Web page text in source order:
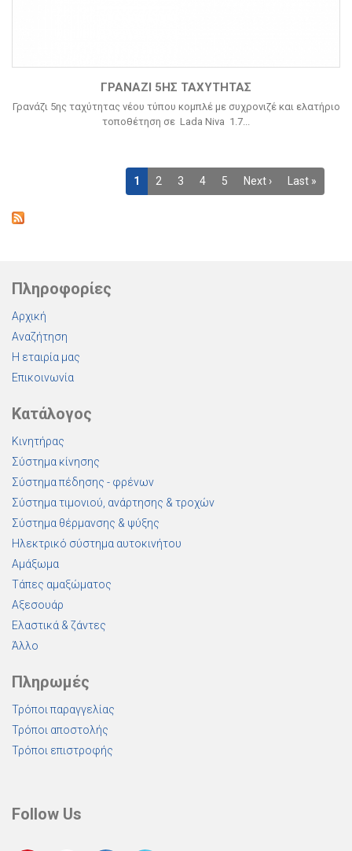
ΓΡΑΝΆΖΙ 5ΗΣ ΤΑΧΎΤΗΤΑΣ
Γρανάζι 5ης ταχύτητας νέου τύπου κομπλέ με συχρονιζέ και ελατήριο
τοποθέτηση σε Lada Niva 1.7...
1 2 3 4 5 Next › Last »
Πληροφορίες
Αρχική
Αναζήτηση
Η εταιρία μας
Επικοινωνία
Κατάλογος
Κινητήρας
Σύστημα κίνησης
Σύστημα πέδησης - φρένων
Σύστημα τιμονιού, ανάρτησης & τροχών
Σύστημα θέρμανσης & ψύξης
Ηλεκτρικό σύστημα αυτοκινήτου
Αμάξωμα
Τάπες αμαξώματος
Αξεσουάρ
Ελαστικά & ζάντες
Άλλο
Πληρωμές
Τρόποι παραγγελίας
Τρόποι αποστολής
Τρόποι επιστροφής
Follow Us